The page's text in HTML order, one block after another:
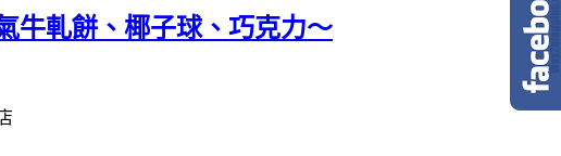
牛軋餅、椰子球、巧克力～